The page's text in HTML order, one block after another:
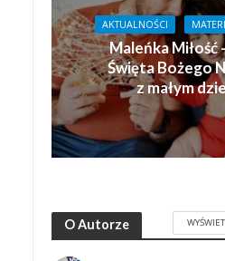
AKTUALNOŚCI
Maleńka Miłość
Święta Bożego
z małym
O Autorze